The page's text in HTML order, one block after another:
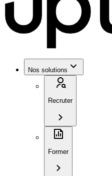
Nos solutions
Recruter
Former